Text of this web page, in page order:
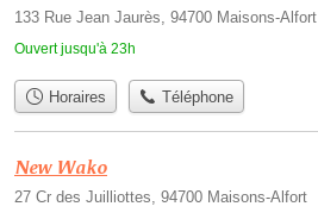
133 Rue Jean Jaurès, 94700 Maisons-Alfort
Ouvert jusqu'à 23h
Horaires Téléphone
New Wako
27 Cr des Juilliottes, 94700 Maisons-Alfort